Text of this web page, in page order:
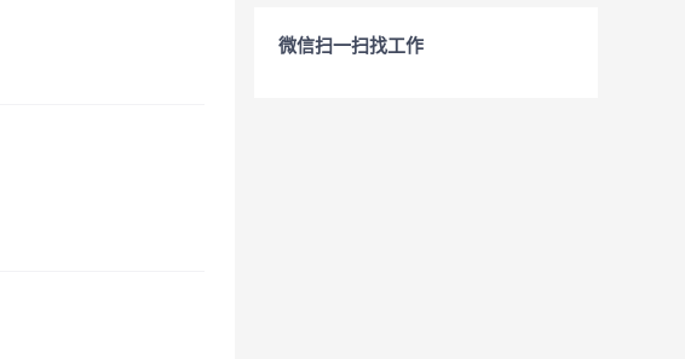
微信扫一扫找工作